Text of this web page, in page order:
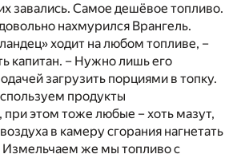
завались. Самое дешёвое топливо.
нахмурился Врангель.
ходит на любом топливе, –
капитан. – Нужно лишь его
загрузить порциями в топку.
продукты
этом тоже любые – хоть мазут,
в камеру сгорания нагнетать
же мы топливо с